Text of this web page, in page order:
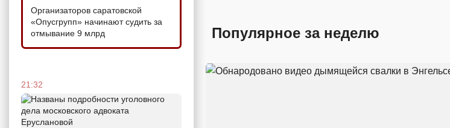
Организаторов саратовской
«Опусгрупп» начинают судить за
отмывание 9 млрд
21:32
Популярное за неделю